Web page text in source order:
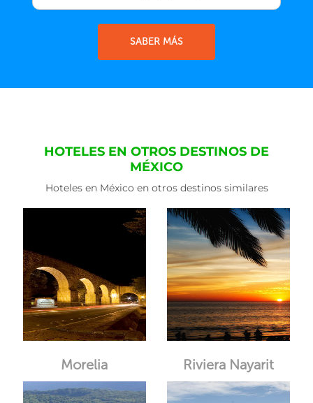
SABER MÁS
HOTELES EN OTROS DESTINOS DE
MÉXICO
Hoteles en México en otros destinos similares
Morelia Riviera Nayarit